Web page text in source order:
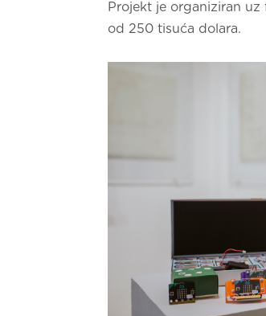
Projekt je organiziran
od 250 tisuća dolara.